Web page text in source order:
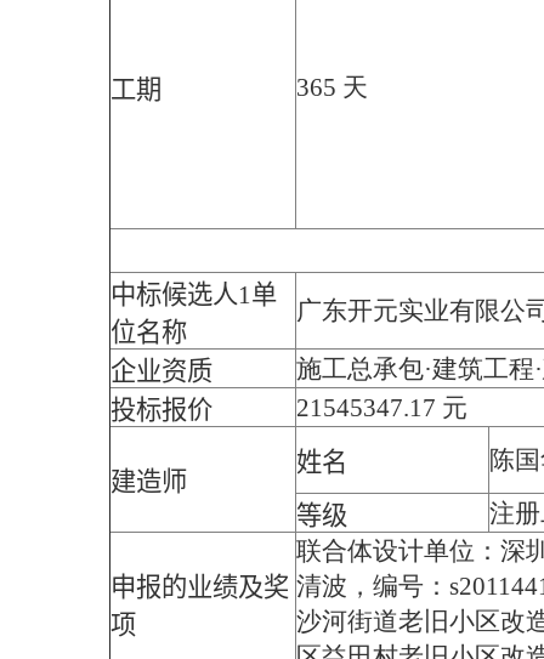
工期 365 天
中标候选人1单
位名称
广东开元实业有限公
企业资质
施工总承包·建筑工程
投标报价
21545347.17 元
建造师
姓名
陈
等级
注
申报的业绩及奖
项
联合体设计单位：深
清波，编号：
沙河街道老旧小区改